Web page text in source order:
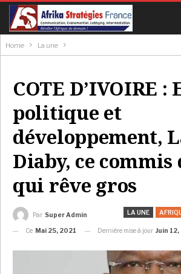
Home La une
COTE D’IVOIRE :
politique et
développement,
Diaby, ce commis
qui rêve gros
LA UNE
Par Super Admin
Ce Mai 25, 2021 Dernière mise à jour Juin 12,